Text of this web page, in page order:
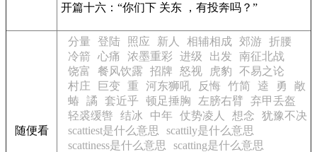
开篇十六：“你们下 关东 ，有投奔吗？”
随便看
分量 登陆 照应 新人 相辅相成 郊游
折腰
冷箭
心痛 浓墨重彩 进级 出发
南征北战
饶富
餐风饮露 招牌 怒视 虎豹
不易之论
村庄
巨变 重 河东狮吼 反悔 竹简 逵 勇
敞
蝽
譎 套近乎 顿足捶胸 左膀右臂
弃甲丢盔
轻裘缓辔
结冰 中年 仗势凌人 想念
犹豫不决
scattiest是什么意思
scattily是什么意思
scattiness是什么意思
scatting是什么意思